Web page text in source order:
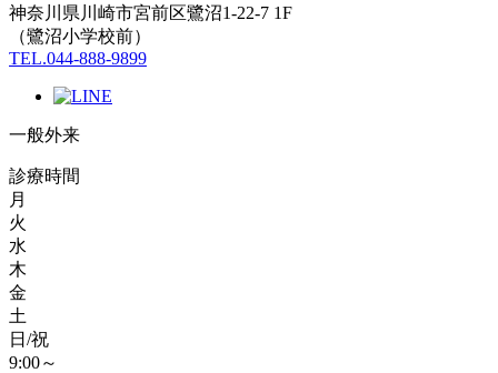
神奈川県川崎市宮前区鷺沼1-22-7 1F
（鷺沼小学校前）
TEL.044-888-9899
一般外来
診療時間
月
火
水
木
金
土
日/祝
9:00～